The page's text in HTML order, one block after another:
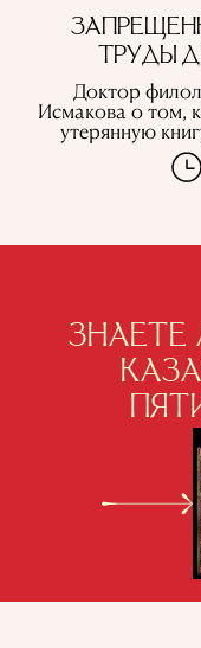
ТРУДЫ
Доктор
Исмакова о том,
утерянную